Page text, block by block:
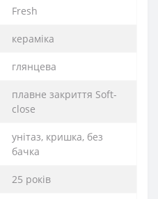
Fresh
кераміка
глянцева
плавне закриття Soft-
close
унітаз, кришка, без
бачка
25 років